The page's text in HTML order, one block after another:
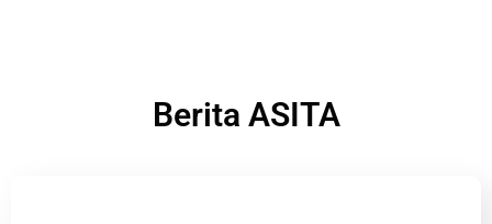
Berita ASITA